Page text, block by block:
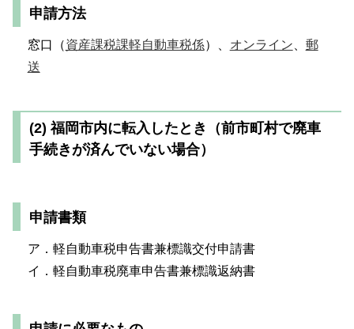
申請方法
窓口（資産課税課軽自動車税係）、 オンライン
郵
送
(2) 福岡市内に転入したとき（前市町村で廃車
手続きが済んでいない場合）
申請書類
ア．軽自動車税申告書兼標識交付申請書
イ．軽自動車税廃車申告書兼標識返納書